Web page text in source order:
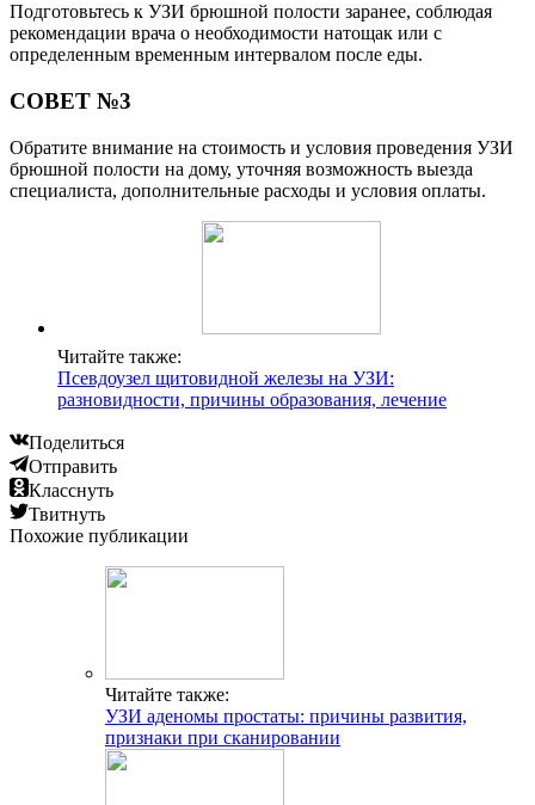
Подготовьтесь к УЗИ брюшной полости заранее, соблюдая
рекомендации врача о необходимости натощак или с
определенным временным интервалом после еды.
СОВЕТ №3
Обратите внимание на стоимость и условия проведения УЗИ
брюшной полости на дому, уточняя возможность выезда
специалиста, дополнительные расходы и условия оплаты.
Читайте также:
Псевдоузел щитовидной железы на УЗИ:
разновидности, причины образования, лечение
Поделиться
Отправить
Класснуть
Твитнуть
Похожие публикации
Читайте также:
УЗИ аденомы простаты: причины развития,
признаки при сканировании